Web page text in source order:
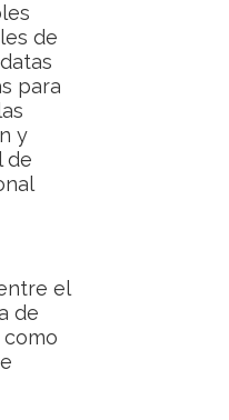
de
para
y
de
el
de
como